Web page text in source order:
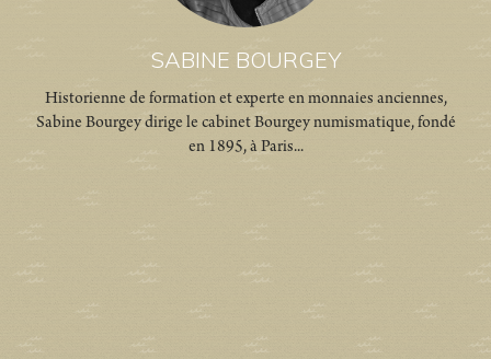
SABINE BOURGEY
Historienne de formation et experte en monnaies anciennes,
Sabine Bourgey dirige le cabinet Bourgey numismatique, fondé
en 1895, à Paris...